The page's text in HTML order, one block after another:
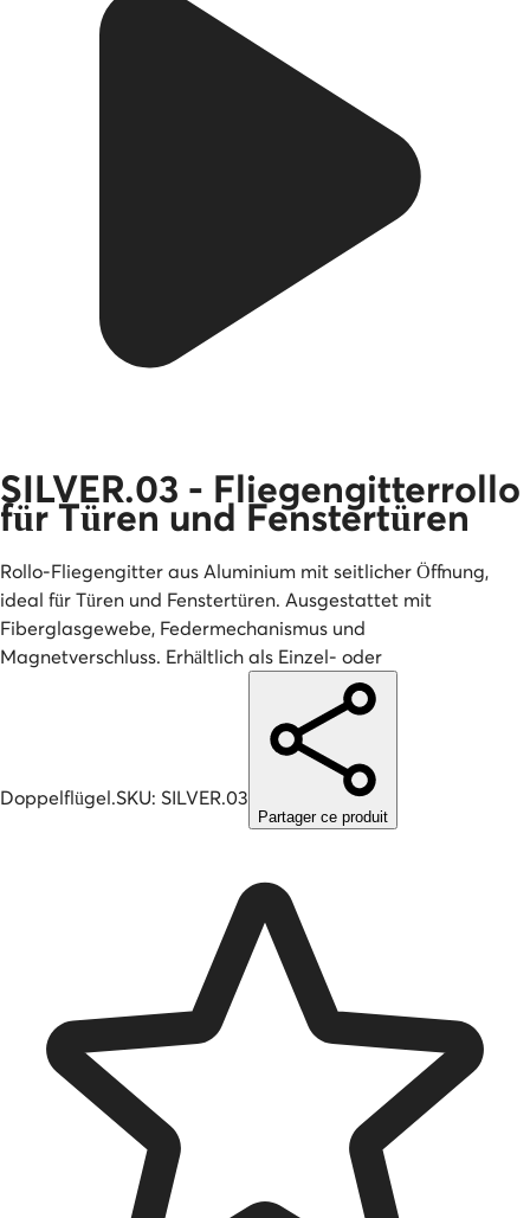
SILVER.03 - Fliegengitterrollo
für Türen und Fenstertüren
Rollo-Fliegengitter aus Aluminium mit seitlicher Öffnung,
ideal für Türen und Fenstertüren. Ausgestattet mit
Fiberglasgewebe, Federmechanismus und
Magnetverschluss. Erhältlich als Einzel- oder
Doppelflügel.SKU: SILVER.03
Partager ce produit